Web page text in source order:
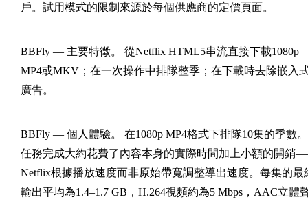
戶。試用模式的限制來源於每個供應商的定價頁面。
BBFly — 主要特徵。
從Netflix HTML5串流直接下載1080p
MP4或MKV；在一次操作中排隊整季；在下載時去除嵌入
廣告。
BBFly — 個人體驗。
在1080p MP4格式下排隊10集的季數。
任務完成大約花費了內容本身的實際時間加上小額的開銷
Netflix根據播放速度而非原始帶寬調整導出速度。每集的最
輸出平均為1.4–1.7 GB，H.264視頻約為5 Mbps，AAC立體